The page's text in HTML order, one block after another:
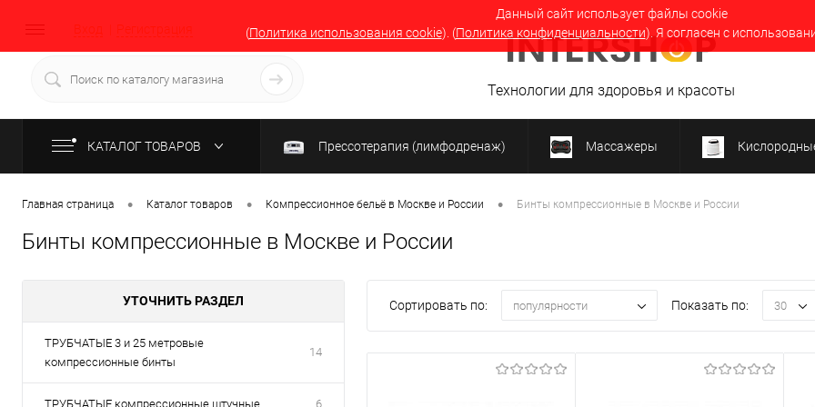
Данный сайт использует файлы cookie
(Политика использования cookie). (Политика конфиденциальности). Я согласен с
Вход Регистрация
Технологии для здоровья и красоты
КАТАЛОГ ТОВАРОВ Прессотерапия (лимфодренаж) Массажеры
Главная страница • Каталог товаров • Компрессионное бельё в Москве и России • Бинты компрессионные в Москве и России
Бинты компрессионные в Москве и России
УТОЧНИТЬ РАЗДЕЛ
ТРУБЧАТЫЕ 3 и 25 метровые
компрессионные бинты
14
ТРУБЧАТЫЕ компрессионные штучные 6
Сортировать по: популярности Показать по: 30